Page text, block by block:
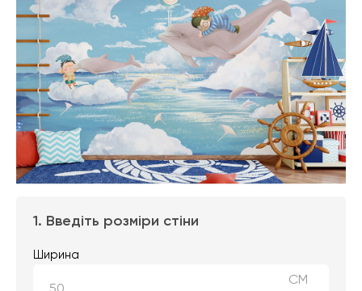
1. Введіть розміри стіни
Ширина
СМ